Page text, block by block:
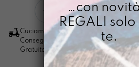
Lasciamo
Nascere
quantità
LO
Cuciamo ogni ordine nel nostro
Consegna in 4/5 giorni lavorativi,
Gratuita per ordini di importo
…con
REGALI
te.